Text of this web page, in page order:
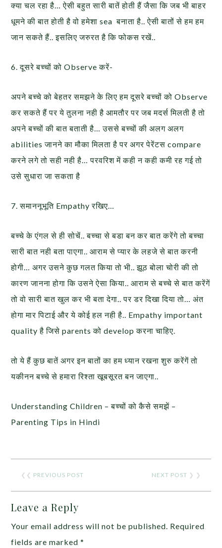
क्या चल रहा है… ऐसी बहुत सारी बातें होती हैं जैसा कि जब भी बाहर
धूमने की बात होती है वो हमेशा sea बनाता है.. ऐसी बातों से हम हम
जान सकते हैं.. इसलिए जरुरत है कि फोकस रखें..
6. दूसरे बच्चों को Observe करें-
अपने बच्चे को बेहतर समझने के लिए हम दूसरे बच्चों को Observe
कर सकते हैं पर ये तुलना नही है आमतौर पर जब मदर्स मिलती है तो
अपने बच्चों की बात बताती है… उससे बच्चों की अलग अलग
abilities जानने का मौका मिलता है पर अगर पेरेंटस compare
करने लगे तो सही नही है… परवरिश में कही न कही कमी रह गई तो
उसे सुधारा जा सकता है
7. समाननूभूति Empathy रखिए…
बच्चे के एंगल से ही सोचें.. बच्चा से बडा बन कर बात करेंगे तो बच्चा
सारी बात नही बता पाएगा.. आराम से प्यार के लहजे से बात करनी
होगी… अगर उसने कुछ गलत किया तो भी.. झूठ बोला चोरी की तो
कारण जानना होगा कि उसने ऐसा किया.. आराम से बच्चे से बात करेंगें
तो वो सारी बात खुल कर भी बता देगा.. पर डर दिखा दिया तो… अंत
होगा मार पिटाई और ये कोई हल नही है.. Empathy important
quality है जिसे parents को develop करना चाहिए.
तो ये हैं कुछ बातें अगर इन बातों का हम ध्यान रखना शुरु करेंगें तो
यकीनन बच्चे से हमारा रिश्ता खूबसूरत बन जाएगा..
Understanding Children – बच्चों को कैसे समझें –
Parenting Tips in Hindi
❮❮ PREVIOUS POST NEXT POST ❯ ❯
Leave a Reply
Your email address will not be published. Required
fields are marked*